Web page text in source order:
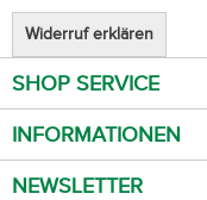
Widerruf erklären
SHOP SERVICE
INFORMATIONEN
NEWSLETTER